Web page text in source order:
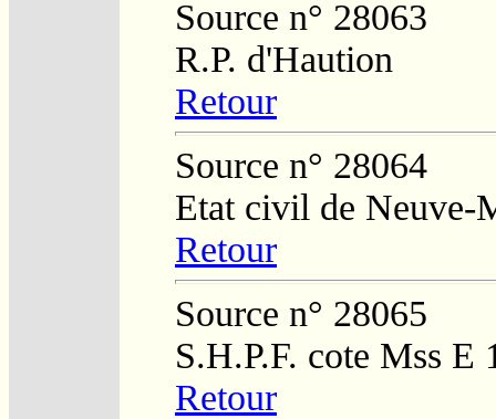
Source n° 28063
R.P. d'Haution
Retour
Source n° 28064
Etat civil de Neuve-
Retour
Source n° 28065
S.H.P.F. cote Mss E
Retour